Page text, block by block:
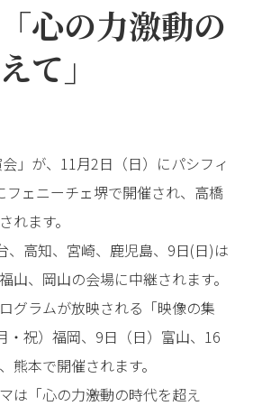
心の力――激動の
て」
会」が、11月2日（日）にパシフィ
フェニーチェ堺で開催され、高橋
れます。
、高知、宮崎、鹿児島、9日(日)は
山、岡山の会場に中継されます。
グラムが放映される「映像の集
・祝）福岡、9日（日）富山、16
熊本で開催されます。
「心の力――激動の時代を超え